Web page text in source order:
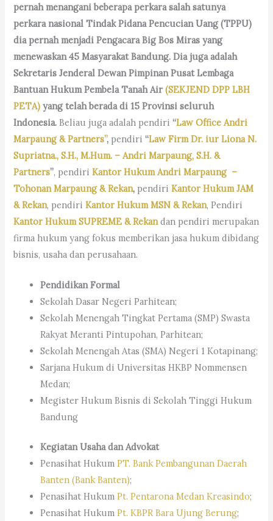
pernah menangani beberapa perkara salah satunya
perkara nasional Tindak Pidana Pencucian Uang (TPPU)
dia pernah menjadi Pengacara Big Bos Miras yang
menewaskan 45 Masyarakat Bandung. Dia juga adalah
Sekretaris Jenderal Dewan Pimpinan Pusat Lembaga
Bantuan Hukum Pembela Tanah Air(SEKJEND DPP LBH
PETA) yang telah berada di 15 Provinsi seluruh
Indonesia. Beliau juga adalah pendiri“Law Office Andri
Marpaung & Partners”, pendiri“Law Firm Dr. iur Liona N.
Supriatna., S.H., M.Hum. – Andri Marpaung, S.H. &
Partners”, pendiriKantor Hukum Andri Marpaung –
Tohonan Marpaung & Rekan, pendiriKantor Hukum JAM
& Rekan, pendiri Kantor Hukum MSN & Rekan, Pendiri
Kantor Hukum SUPREME & Rekan dan pendiri merupakan
firma hukum yang fokus memberikan jasa hukum dibidang
bisnis, usaha dan perusahaan.
Pendidikan Formal
Sekolah Dasar Negeri Parhitean;
Sekolah Menengah Tingkat Pertama (SMP) Swasta
Rakyat Meranti Pintupohan, Parhitean;
Sekolah Menengah Atas (SMA) Negeri 1 Kotapinang;
Sarjana Hukum di Universitas HKBP Nommensen
Medan;
Megister Hukum Bisnis di Sekolah Tinggi Hukum
Bandung
Kegiatan Usaha dan Advokat
Penasihat HukumPT. Bank Pembangunan Daerah
Banten (Bank Banten);
Penasihat HukumPt. Pentarona Medan Kreasindo;
Penasihat HukumPt. KBPR Bara Ujung Berung;